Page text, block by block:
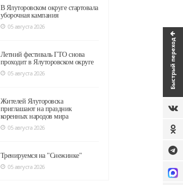
Быстрый переход
В Ялуторовском округе стартовала
уборочная кампания
05 августа 2026
Летний фестиваль ГТО снова
проходит в Ялуторовском округе
05 августа 2026
Жителей Ялуторовска
приглашают на праздник
коренных народов мира
05 августа 2026
Тренируемся на "Снежинке"
05 августа 2026